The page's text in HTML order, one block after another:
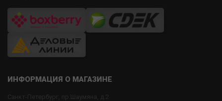
ИНФОРМАЦИЯ О МАГАЗИНЕ
Санкт-Петербург, пр.Шаумяна, д.2